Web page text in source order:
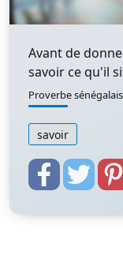
Avant de
savoir ce qu'il
Proverbe sénégalais
savoir